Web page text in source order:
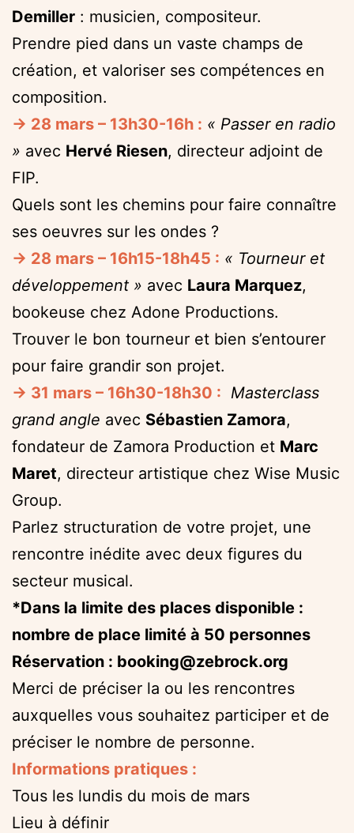
Demiller : musicien, compositeur.
Prendre pied dans un vaste champs de
création, et valoriser ses compétences en
composition.
→ 28 mars – 13h30-16h : « Passer en radio
» avec Hervé Riesen, directeur adjoint de
FIP.
Quels sont les chemins pour faire connaître
ses oeuvres sur les ondes ?
→ 28 mars – 16h15-18h45 : « Tourneur et
développement » avec Laura Marquez,
bookeuse chez Adone Productions.
Trouver le bon tourneur et bien s’entourer
pour faire grandir son projet.
→ 31 mars – 16h30-18h30 : Masterclass
grand angle avec Sébastien Zamora,
fondateur de Zamora Production et Marc
Maret, directeur artistique chez Wise Music
Group.
Parlez structuration de votre projet, une
rencontre inédite avec deux figures du
secteur musical.
*Dans la limite des places disponible :
nombre de place limité à 50 personnes
Réservation : booking@zebrock.org
Merci de préciser la ou les rencontres
auxquelles vous souhaitez participer et de
préciser le nombre de personne.
Informations pratiques :
Tous les lundis du mois de mars
Lieu à définir